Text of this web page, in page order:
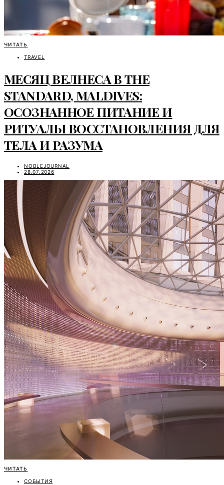
ЧИТАТЬ
TRAVEL
МЕСЯЦ ВЕЛНЕСА В THE
STANDARD, MALDIVES:
ОСОЗНАННОЕ ПИТАНИЕ И
РИТУАЛЫ ВОССТАНОВЛЕНИЯ ДЛЯ
ТЕЛА И РАЗУМА
NOBLEJOURNAL
28.07.2026
ЧИТАТЬ
СОБЫТИЯ